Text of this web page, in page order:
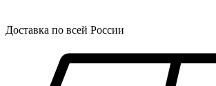
Доставка по всей России